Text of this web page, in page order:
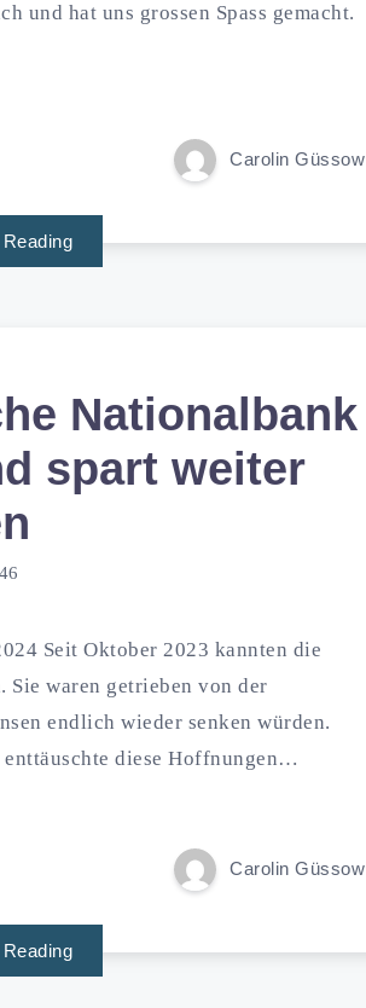
und hat uns grossen Spass gemacht.
Carolin Güssow
Nationalbank
spart weiter
Seit Oktober 2023 kannten die
Sie waren getrieben von der
endlich wieder senken würden.
diese Hoffnungen…
Carolin Güssow